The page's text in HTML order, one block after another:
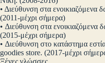
• Διεύθυνση στα ενοικιαζόμενα
(2011-μέχρι σήμερα)
• Διεύθυνση στα ενοικιαζόμενα
(2015-μέχρι σήμερα)
• Διεύθυνση στο κατάστημα
goodies store. (2017-μέχρι
Ξένες γλώσσες